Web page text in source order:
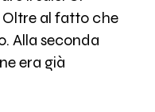
al fatto che
Alla seconda
era già